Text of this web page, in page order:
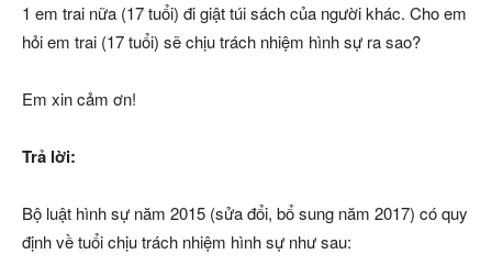
1 em trai nữa (17 tuổi) đi giật túi sách của người khác. Cho em
hỏi em trai (17 tuổi) sẽ chịu trách nhiệm hình sự ra sao?
Em xin cảm ơn!
Trả lời:
Bộ luật hình sự năm 2015 (sửa đổi, bổ sung năm 2017) có quy
định về tuổi chịu trách nhiệm hình sự như sau: